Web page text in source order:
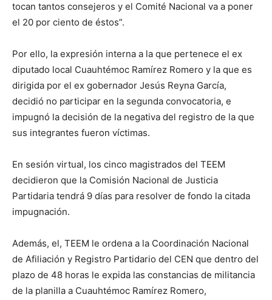
tocan tantos consejeros y el Comité Nacional va a poner
el 20 por ciento de éstos”.
Por ello, la expresión interna a la que pertenece el ex
diputado local Cuauhtémoc Ramírez Romero y la que es
dirigida por el ex gobernador Jesús Reyna García,
decidió no participar en la segunda convocatoria, e
impugnó la decisión de la negativa del registro de la que
sus integrantes fueron víctimas.
En sesión virtual, los cinco magistrados del TEEM
decidieron que la Comisión Nacional de Justicia
Partidaria tendrá 9 días para resolver de fondo la citada
impugnación.
Además, el, TEEM le ordena a la Coordinación Nacional
de Afiliación y Registro Partidario del CEN que dentro del
plazo de 48 horas le expida las constancias de militancia
de la planilla a Cuauhtémoc Ramírez Romero,